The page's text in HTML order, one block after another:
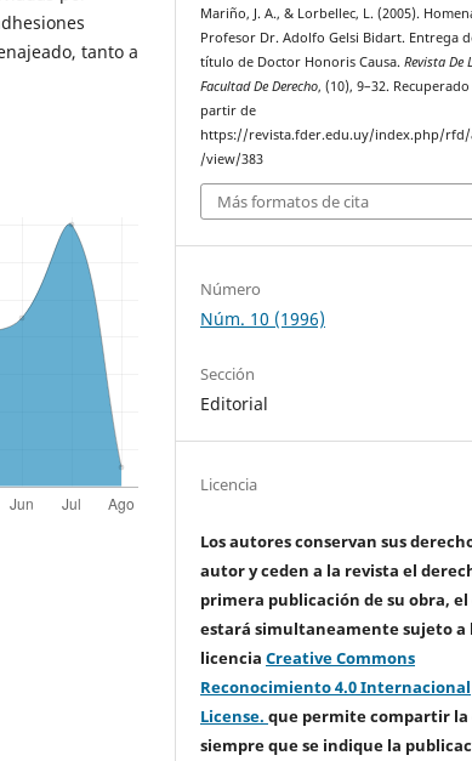
tanto a
Mariño, J. A., & Lorbellec, L. (2005).
Profesor Dr. Adolfo Gelsi Bidart. Entrega
título de Doctor Honoris Causa.Revista De
Facultad De Derecho, (10), 9–32. Recuperado
partir de
https://revista.fder.edu.uy/index.php/
/view/383
Más formatos de cita
Número
Núm. 10 (1996)
Sección
Editorial
Licencia
Los autores conservan sus
autor y ceden a la revista el
primera publicación de su obra, el
estará simultaneamente sujeto a
licenciaCreative Commons
Reconocimiento 4.0 Internacional
License.que permite compartir la
siempre que se indique la